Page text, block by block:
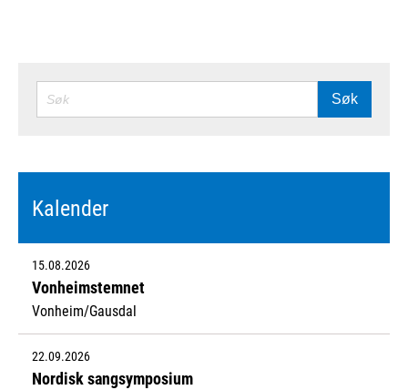
SØK Søk
Kalender
15.08.2026
Vonheimstemnet
Vonheim/Gausdal
22.09.2026
Nordisk sangsymposium